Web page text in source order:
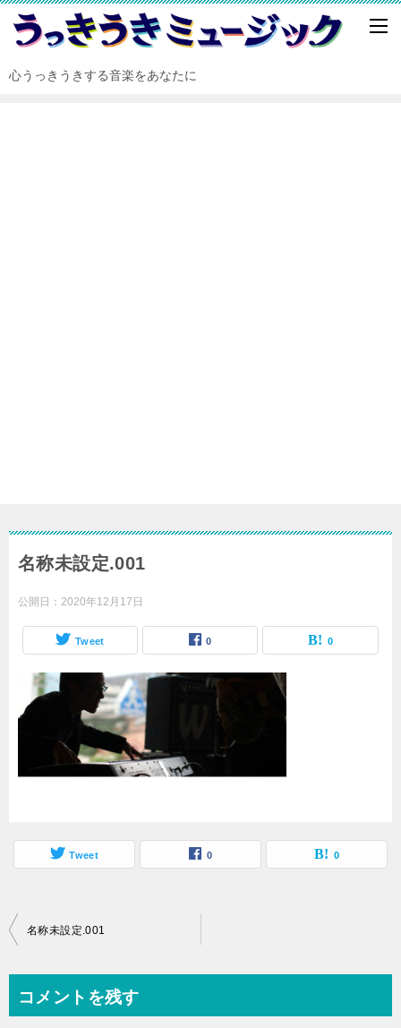
心うっきうきする音楽をあなたに
名称未設定.001
公開日： 2020年12月17日
Tweet 0 0
Tweet 0 0
投
ビ
名称未設定.001
コメントを残す